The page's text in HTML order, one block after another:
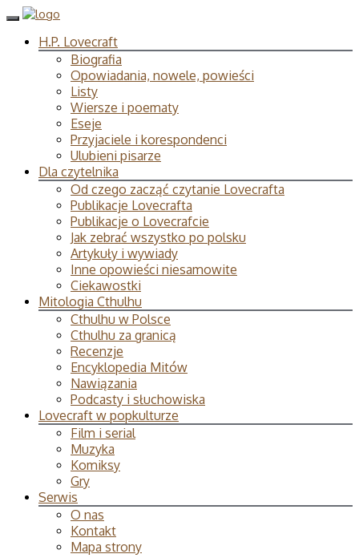
H.P. Lovecraft
Biografia
Opowiadania, nowele, powieści
Listy
Wiersze i poematy
Eseje
Przyjaciele i korespondenci
Ulubieni pisarze
Dla czytelnika
Od czego zacząć czytanie Lovecrafta
Publikacje Lovecrafta
Publikacje o Lovecrafcie
Jak zebrać wszystko po polsku
Artykuły i wywiady
Inne opowieści niesamowite
Ciekawostki
Mitologia Cthulhu
Cthulhu w Polsce
Cthulhu za granicą
Recenzje
Encyklopedia Mitów
Nawiązania
Podcasty i słuchowiska
Lovecraft w popkulturze
Film i serial
Muzyka
Komiksy
Gry
Serwis
O nas
Kontakt
Mapa strony